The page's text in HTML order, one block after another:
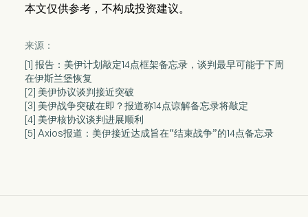
本文仅供参考，不构成投资建议。
来源：
[1] 报告：美伊计划敲定14点框架备忘录，谈判最早可能于下周
在伊斯兰堡恢复
[2] 美伊协议谈判接近突破
[3] 美伊战争突破在即？报道称14点谅解备忘录将敲定
[4] 美伊核协议谈判进展顺利
[5] Axios报道：美伊接近达成旨在“结束战争”的14点备忘录